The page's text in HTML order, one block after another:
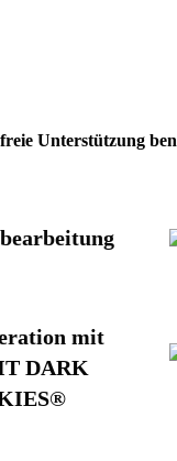
Unterstützung
mit
DARK